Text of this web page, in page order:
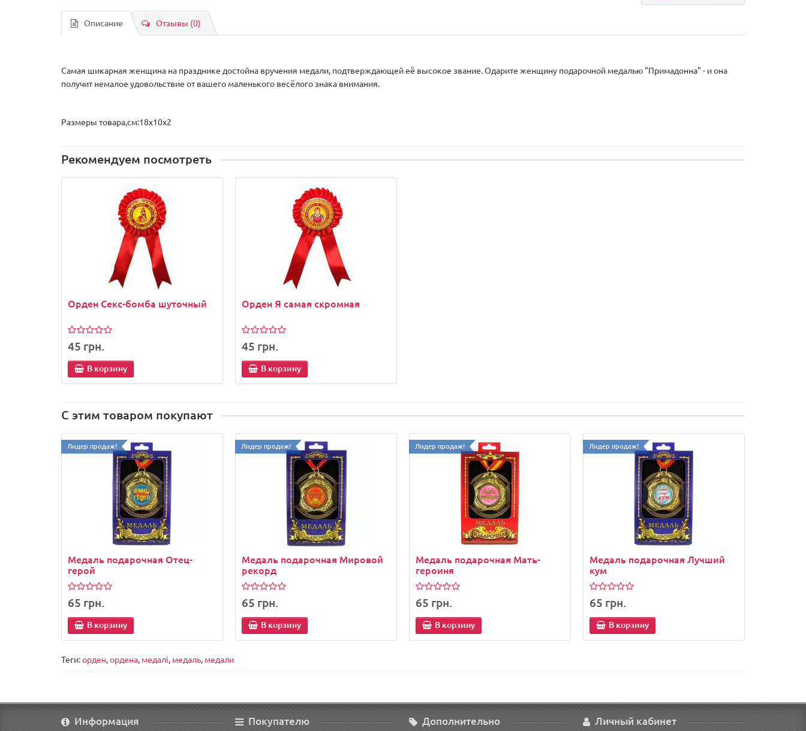
Описание Отзывы (0)
Самая шикарная женщина на празднике достойна вручения медали, подтверждающей её высокое звание. Одарите женщину подарочной медалью "Примадонна" - и она
получит немалое удовольствие от вашего маленького весёлого знака внимания.
Размеры товара,см:18х10х2
Рекомендуем посмотреть
Орден Секс-бомба шуточный
45 грн.
В корзину
Орден Я самая скромная
45 грн.
В корзину
С этим товаром покупают
Лидер продаж!
Медаль подарочная Отец-
герой
65 грн.
В корзину
Лидер продаж!
Медаль подарочная Мировой
рекорд
65 грн.
В корзину
Лидер продаж!
Медаль подарочная Мать-
героиня
65 грн.
В корзину
Лидер продаж!
Медаль подарочная Лучший
кум
65 грн.
В корзину
Теги:орден,ордена, медалі, медаль, медали
Информация Покупателю Дополнительно Личный кабинет